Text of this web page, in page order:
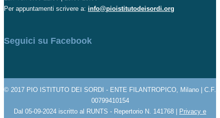
Per appuntamenti scrivere a: info@pioistitutodeisordi.org
Seguici su Facebook
© 2017 PIO ISTITUTO DEI SORDI - ENTE FILANTROPICO, Milano | C.F.
00799410154
Dal 05-09-2024 iscritto al RUNTS - Repertorio N. 141768 | Privacy e